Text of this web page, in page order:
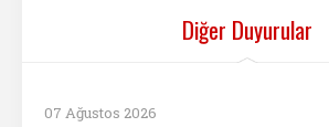
Diğer Duyurular
07 Ağustos 2026